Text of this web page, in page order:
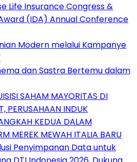
Life Insurance Congress &
(IDA) Annual Conference
Modern melalui Kampanye
dan Sastra Bertemu dalam
SAHAM MAYORITAS DI
PERUSAHAAN INDUK
KEDUA DALAM
MEREK MEWAH ITALIA BARU
Penyimpanan Data untuk